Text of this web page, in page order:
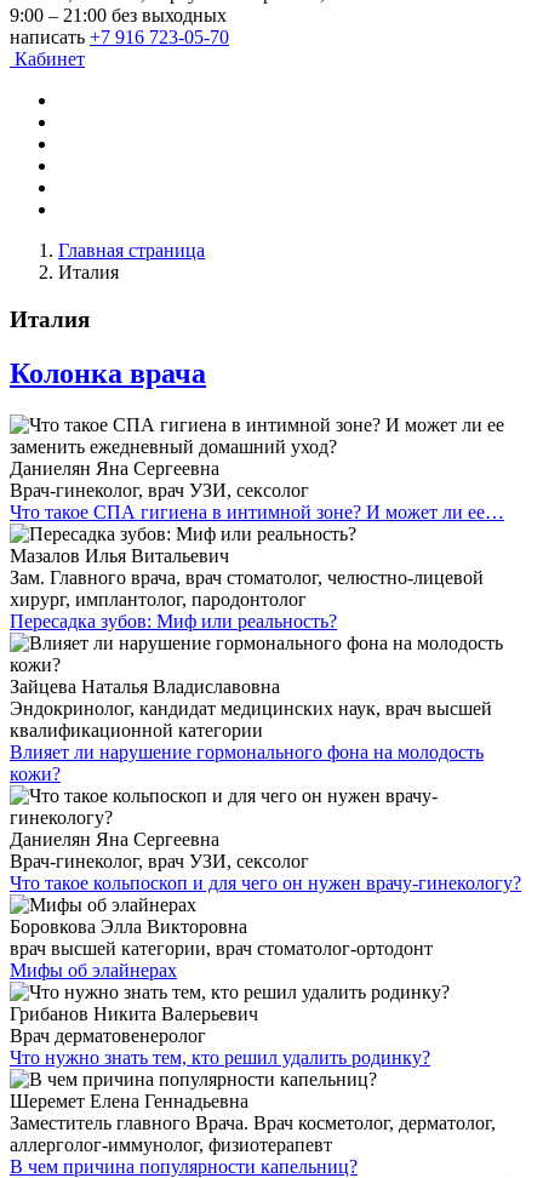
9:00 – 21:00 без выходных
написать +7 916 723-05-70
Кабинет
Главная страница
Италия
Италия
Колонка врача
Даниелян Яна Сергеевна
Врач-гинеколог, врач УЗИ, сексолог
Что такое СПА гигиена в интимной зоне? И может ли ее…
Мазалов Илья Витальевич
Зам. Главного врача, врач стоматолог, челюстно-лицевой
хирург, имплантолог, пародонтолог
Пересадка зубов: Миф или реальность?
Зайцева Наталья Владиславовна
Эндокринолог, кандидат медицинских наук, врач высшей
квалификационной категории
Влияет ли нарушение гормонального фона на молодость
кожи?
Даниелян Яна Сергеевна
Врач-гинеколог, врач УЗИ, сексолог
Что такое кольпоскоп и для чего он нужен врачу-гинекологу?
Боровкова Элла Викторовна
врач высшей категории, врач стоматолог-ортодонт
Мифы об элайнерах
Грибанов Никита Валерьевич
Врач дерматовенеролог
Что нужно знать тем, кто решил удалить родинку?
Шеремет Елена Геннадьевна
Заместитель главного Врача. Врач косметолог, дерматолог,
аллерголог-иммунолог, физиотерапевт
В чем причина популярности капельниц?